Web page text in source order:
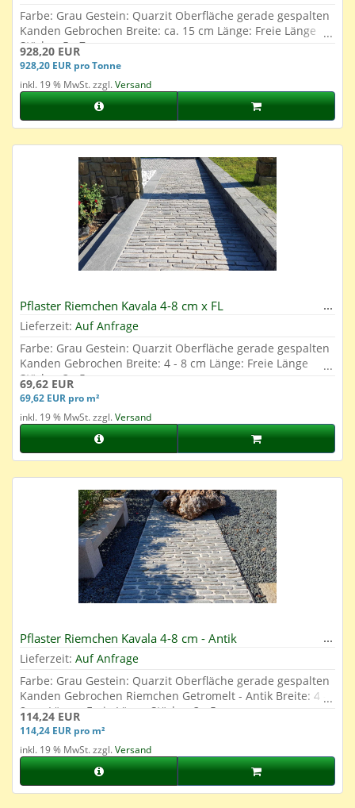
Farbe: Grau Gestein: Quarzit Oberfläche gerade gespalten
Kanden Gebrochen Breite: ca. 15 cm Länge: Freie Länge
Stärke: 5 - 7 cm
928,20 EUR
928,20 EUR pro Tonne
inkl. 19 % MwSt. zzgl.Versand
Pflaster Riemchen Kavala 4-8 cm x FL
Lieferzeit: Auf Anfrage
Farbe: Grau Gestein: Quarzit Oberfläche gerade gespalten
Kanden Gebrochen Breite: 4 - 8 cm Länge: Freie Länge
Stärke: 3 - 5 cm
69,62 EUR
69,62 EUR pro m²
inkl. 19 % MwSt. zzgl.Versand
Pflaster Riemchen Kavala 4-8 cm - Antik
Lieferzeit: Auf Anfrage
Farbe: Grau Gestein: Quarzit Oberfläche gerade gespalten
Kanden Gebrochen Riemchen Getromelt - Antik Breite: 4 -
8 cm Länge: Freie Länge Stärke: 3 - 5 cm
114,24 EUR
114,24 EUR pro m²
inkl. 19 % MwSt. zzgl.Versand